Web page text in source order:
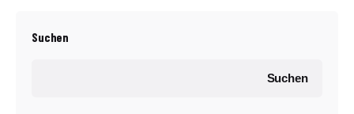
Suchen
Suchen